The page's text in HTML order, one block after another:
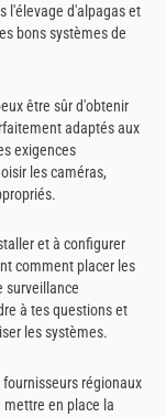
l'élevage d'alpagas et
bons systèmes de
être sûr d'obtenir
adaptés aux
exigences
les caméras,
et à configurer
comment placer les
surveillance
à tes questions et
les systèmes.
régionaux
en place la